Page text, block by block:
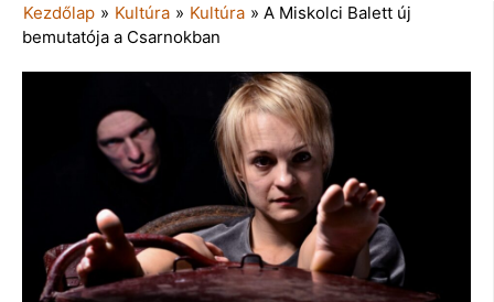
Kezdőlap » Kultúra » Kultúra » A Miskolci Balett új
bemutatója a Csarnokban